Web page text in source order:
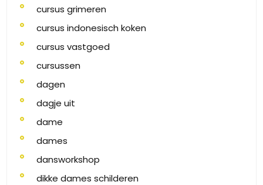
cursus grimeren
cursus indonesisch koken
cursus vastgoed
cursussen
dagen
dagje uit
dame
dames
dansworkshop
dikke dames schilderen